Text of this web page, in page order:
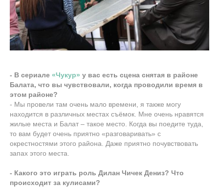
- В сериале «Чукур» у вас есть сцена снятая в районе
Балата, что вы чувствовали, когда проводили время в
этом районе?
- Мы провели там очень мало времени, я также могу
находится в различных местах съёмок. Мне очень нравятся
жилые места и Балат – такое место. Когда вы поедите туда,
то вам будет очень приятно «разговаривать» с
окрестностями этого района. Даже приятно почувствовать
запах этого места.
- Какого это играть роль Дилан Чичек Дениз? Что
проиcходит за кулисами?